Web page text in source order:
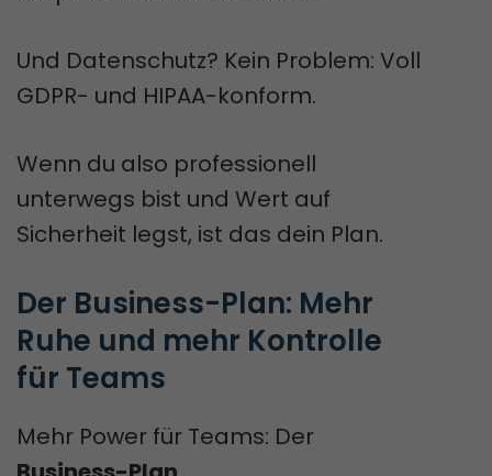
Und Datenschutz? Kein Problem: Voll
GDPR- und HIPAA-konform.
Wenn du also professionell
unterwegs bist und Wert auf
Sicherheit legst, ist das dein Plan.
Der Business-Plan: Mehr
Ruhe und mehr Kontrolle
für Teams
Mehr Power für Teams: Der